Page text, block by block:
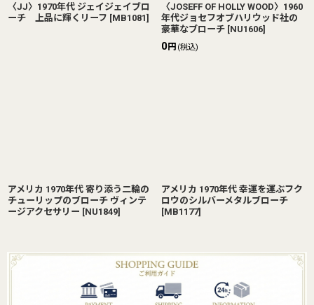
〈JJ〉1970年代 ジェイジェイブロ
ーチ 上品に輝くリーフ [MB1081]
〈JOSEFF OF HOLLY WOOD〉1960
年代ジョセフオブハリウッド社の
豪華なブローチ [NU1606]
0円 (税込)
アメリカ 1970年代 寄り添う二輪の
チューリップのブローチ ヴィンテ
ージアクセサリー [NU1849]
アメリカ 1970年代 幸運を運ぶフク
ロウのシルバーメタルブローチ
[MB1177]